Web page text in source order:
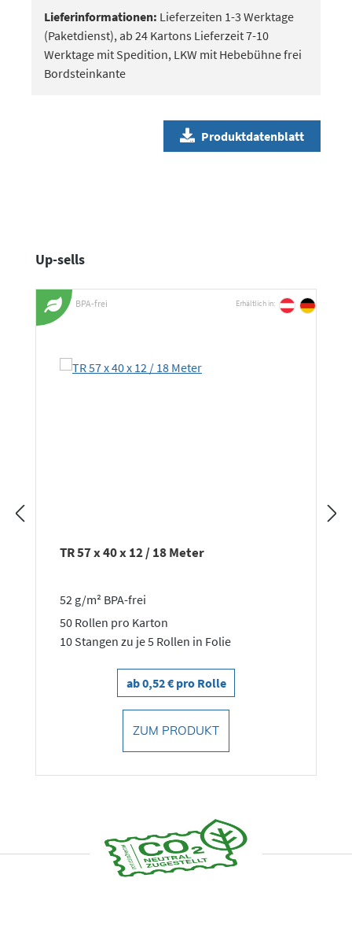
Lieferinformationen: Lieferzeiten 1-3 Werktage
(Paketdienst), ab 24 Kartons Lieferzeit 7-10
Werktage mit Spedition, LKW mit Hebebühne frei
Bordsteinkante
Produktdatenblatt
Produktgalerie überspringen
Up-sells
BPA-frei Erhältlich in:
TR 57 x 40 x 12 / 18 Meter
52 g/m² BPA-frei
50 Rollen pro Karton
10 Stangen zu je 5 Rollen in Folie
ab 0,52 € pro Rolle
ZUM PRODUKT